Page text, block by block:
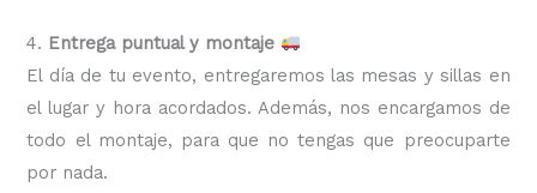
4. Entrega puntual y montaje
El día de tu evento, entregaremos las mesas y sillas en
el lugar y hora acordados. Además, nos encargamos de
todo el montaje, para que no tengas que preocuparte
por nada.